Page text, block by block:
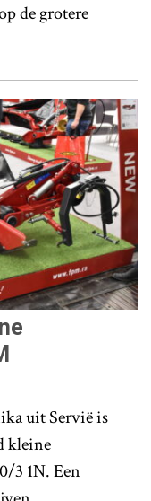
de grotere
uit Servië is
kleine
3 1N. Een